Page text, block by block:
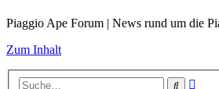
Piaggio Ape Forum | News rund um die
Zum Inhalt
Suche